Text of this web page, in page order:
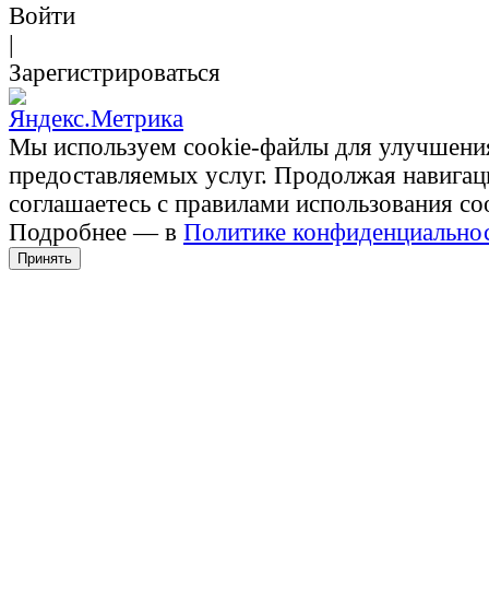
Войти
|
Зарегистрироваться
Мы используем cookie-файлы для
предоставляемых услуг. Продолжая
соглашаетесь с правилами использования
Подробнее — в Политике
Принять